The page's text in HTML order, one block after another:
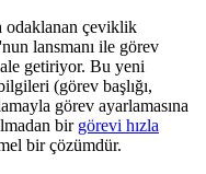
lansmanı ile görev
getiriyor. Bu yeni
(görev başlığı,
görev ayarlamasına
bir görevi hızla
bir çözümdür.